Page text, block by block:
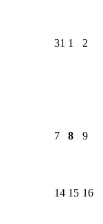
31 1 2
7 8 9
14 15 16